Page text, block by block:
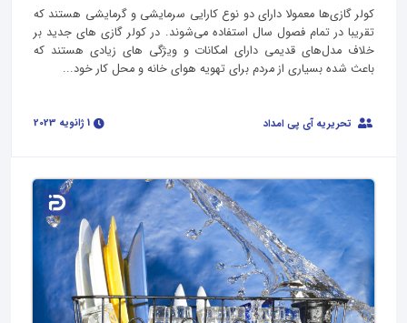
کولر گازی‌ها معمولا دارای دو نوع کارایی سرمایشی و گرمایشی هستند که
تقریبا در تمام فصول سال استفاده می‌شوند. در کولر گازی های جدید بر
خلاف مدل‌های قدیمی دارای امکانات و ویژگی های زیادی هستند که
باعث شده بسیاری از مردم برای تهویه هوای خانه و محل کار خود...
تحریریه آی پی امداد